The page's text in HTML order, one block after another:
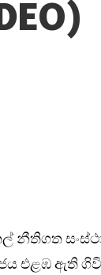
නීතිගත
එළඹ ඇති